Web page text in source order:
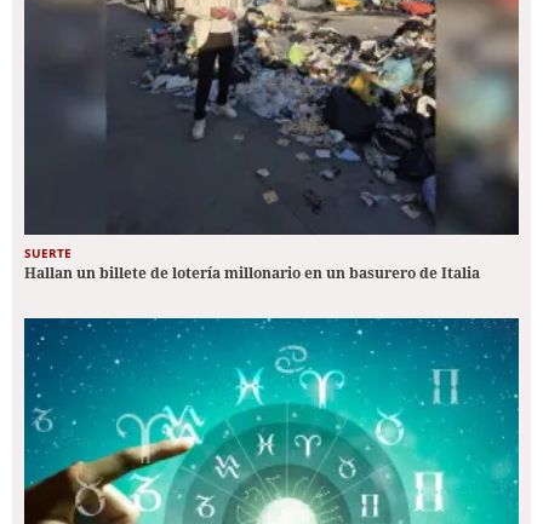
SUERTE
Hallan un billete de lotería millonario en un basurero de Italia